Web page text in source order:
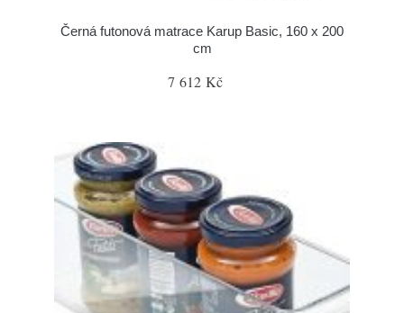
Černá futonová matrace Karup Basic, 160 x 200
cm
7 612 Kč